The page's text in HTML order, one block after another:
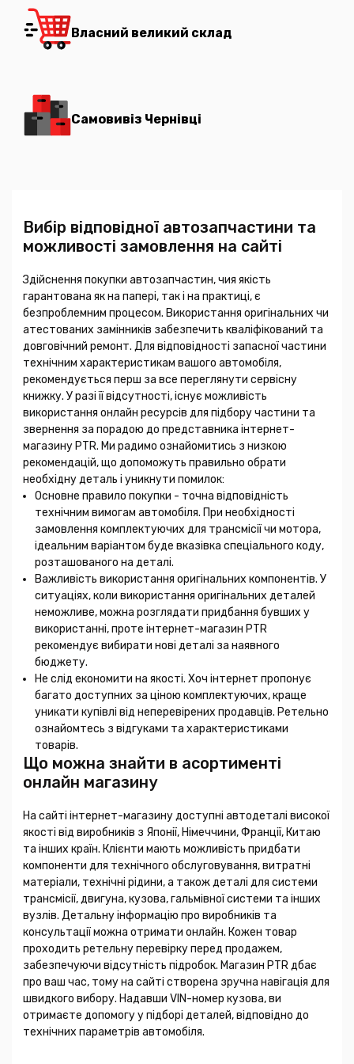
Власний великий склад
Самовивіз Чернівці
Вибір відповідної автозапчастини та
можливості замовлення на сайті
Здійснення покупки автозапчастин, чия якість
гарантована як на папері, так і на практиці, є
безпроблемним процесом. Використання оригінальних чи
атестованих замінників забезпечить кваліфікований та
довговічний ремонт. Для відповідності запасної частини
технічним характеристикам вашого автомобіля,
рекомендується перш за все переглянути сервісну
книжку. У разі її відсутності, існує можливість
використання онлайн ресурсів для підбору частини та
звернення за порадою до представника інтернет-
магазину PTR. Ми радимо ознайомитись з низкою
рекомендацій, що допоможуть правильно обрати
необхідну деталь і уникнути помилок:
Основне правило покупки - точна відповідність
технічним вимогам автомобіля. При необхідності
замовлення комплектуючих для трансмісії чи мотора,
ідеальним варіантом буде вказівка спеціального коду,
розташованого на деталі.
Важливість використання оригінальних компонентів. У
ситуаціях, коли використання оригінальних деталей
неможливе, можна розглядати придбання бувших у
використанні, проте інтернет-магазин PTR
рекомендує вибирати нові деталі за наявного
бюджету.
Не слід економити на якості. Хоч інтернет пропонує
багато доступних за ціною комплектуючих, краще
уникати купівлі від неперевірених продавців. Ретельно
ознайомтесь з відгуками та характеристиками
товарів.
Що можна знайти в асортименті
онлайн магазину
На сайті інтернет-магазину доступні автодеталі високої
якості від виробників з Японії, Німеччини, Франції, Китаю
та інших країн. Клієнти мають можливість придбати
компоненти для технічного обслуговування, витратні
матеріали, технічні рідини, а також деталі для системи
трансмісії, двигуна, кузова, гальмівної системи та інших
вузлів. Детальну інформацію про виробників та
консультації можна отримати онлайн. Кожен товар
проходить ретельну перевірку перед продажем,
забезпечуючи відсутність підробок. Магазин PTR дбає
про ваш час, тому на сайті створена зручна навігація для
швидкого вибору. Надавши VIN-номер кузова, ви
отримаєте допомогу у підборі деталей, відповідно до
технічних параметрів автомобіля.